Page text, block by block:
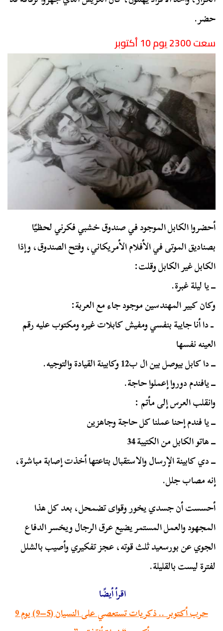
حضر.
سعت 2300 يوم 10 أكتوبر
أحضروا الكابل الموجود في صندوق خشبي فكرني لحظيًا
بصناديق الموتى في الأفلام الأمريكاني، وفتح الصندوق، وإذا
الكابل غير الكابل وقلت:
ـــ يا ليلة غبرة.
وكان كبير المهندسين موجود جاء مع العربة:
ــ دا أنا جايبة بنفسي ومفيش كابلات غيره ومكتوب عليه رقم
العينه نفسها
ـــ دا كابل بيوصل بين ال ب12 وكابينة القيادة والتوجيه.
ـــ يافندم دوروا إعملوا حاجة.
وانقلب العرس إلى مأتم :
ـــ يا فندم إحنا عملنا كل حاجة وجاهزين
ـــ هاتو الكابل من الكتيبة 34
ـــ دي كابينة الإرسال والاستقبال بتاعتها أخذت إصابة مباشرة،
إنه مصاب جلل.
أحسست أن جسدي يخور وقواى تضمحل، بعد كل هذا
المجهود والعمل المستمر يضيع عرق الرجال ويخسر الدفاع
الجوي عن بورسعيد ثلث قوته، عجز تفكيري وأصيب بالشلل
لفترة ليست بالقليلة.
اقرأ أيضًا
حرب أكتوبر .. ذكريات تستعصي على النسيان (5–9) يوم 9